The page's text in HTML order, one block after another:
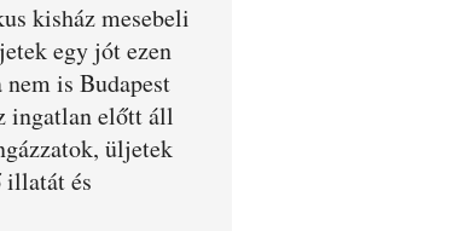
kisház mesebeli
egy jót ezen
is Budapest
ingatlan előtt áll
üljetek
illatát és